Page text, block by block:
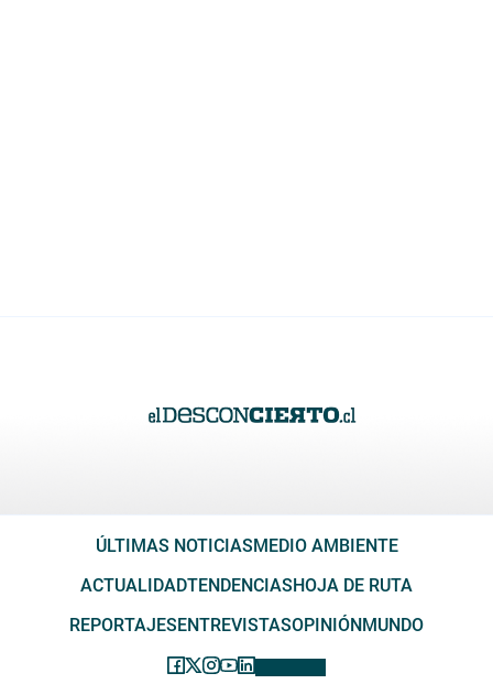
ÚLTIMAS NOTICIASMEDIO AMBIENTE
ACTUALIDADTENDENCIASHOJA DE RUTA
REPORTAJESENTREVISTASOPINIÓNMUNDO